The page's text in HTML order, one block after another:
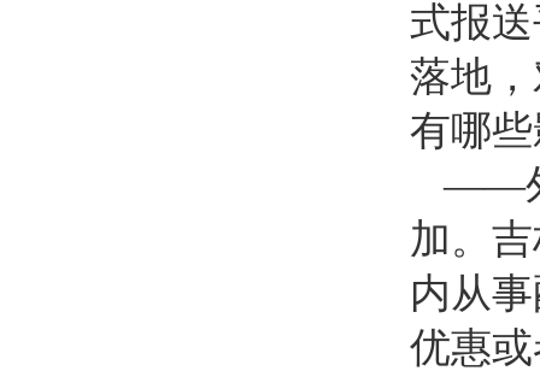
式报
落地
有哪
——
加。
内从
优惠